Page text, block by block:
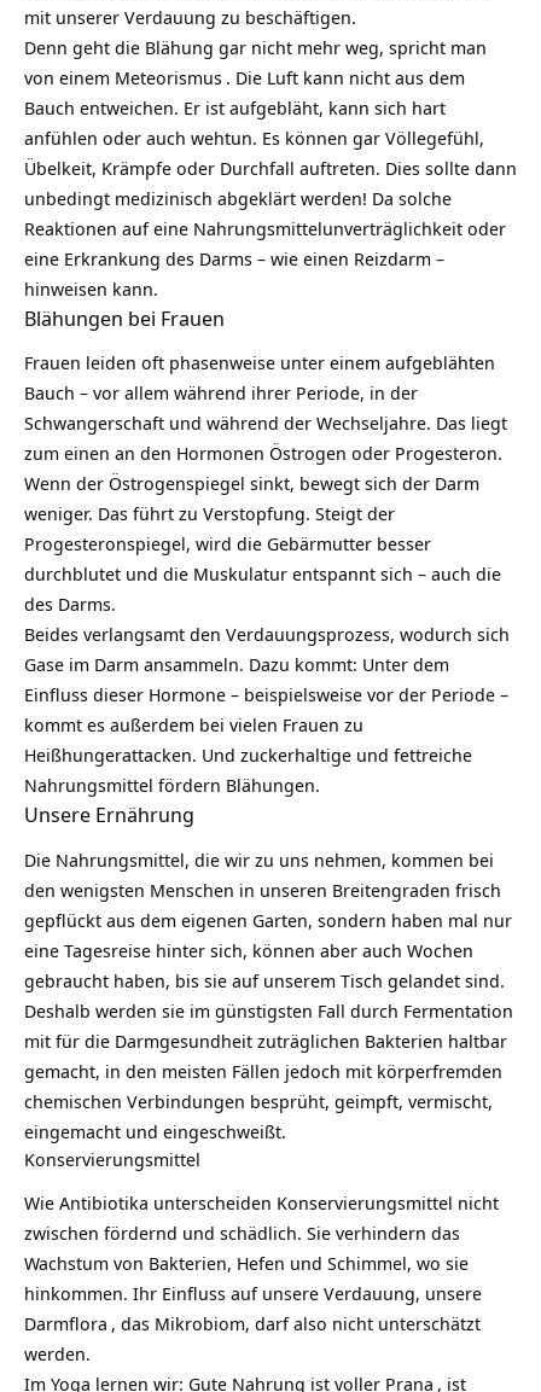
mit unserer Verdauung zu beschäftigen.
Denn geht die Blähung gar nicht mehr weg, spricht man
von einem Meteorismus . Die Luft kann nicht aus dem
Bauch entweichen. Er ist aufgebläht, kann sich hart
anfühlen oder auch wehtun. Es können gar Völlegefühl,
Übelkeit, Krämpfe oder Durchfall auftreten. Dies sollte dann
unbedingt medizinisch abgeklärt werden! Da solche
Reaktionen auf eine Nahrungsmittelunverträglichkeit oder
eine Erkrankung des Darms – wie einen Reizdarm –
hinweisen kann.
Blähungen bei Frauen
Frauen leiden oft phasenweise unter einem aufgeblähten
Bauch – vor allem während ihrer Periode, in der
Schwangerschaft und während der Wechseljahre. Das liegt
zum einen an den Hormonen Östrogen oder Progesteron.
Wenn der Östrogenspiegel sinkt, bewegt sich der Darm
weniger. Das führt zu Verstopfung. Steigt der
Progesteronspiegel, wird die Gebärmutter besser
durchblutet und die Muskulatur entspannt sich – auch die
des Darms.
Beides verlangsamt den Verdauungsprozess, wodurch sich
Gase im Darm ansammeln. Dazu kommt: Unter dem
Einfluss dieser Hormone – beispielsweise vor der Periode –
kommt es außerdem bei vielen Frauen zu
Heißhungerattacken. Und zuckerhaltige und fettreiche
Nahrungsmittel fördern Blähungen.
Unsere Ernährung
Die Nahrungsmittel, die wir zu uns nehmen, kommen bei
den wenigsten Menschen in unseren Breitengraden frisch
gepflückt aus dem eigenen Garten, sondern haben mal nur
eine Tagesreise hinter sich, können aber auch Wochen
gebraucht haben, bis sie auf unserem Tisch gelandet sind.
Deshalb werden sie im günstigsten Fall durch Fermentation
mit für die Darmgesundheit zuträglichen Bakterien haltbar
gemacht, in den meisten Fällen jedoch mit körperfremden
chemischen Verbindungen besprüht, geimpft, vermischt,
eingemacht und eingeschweißt.
Konservierungsmittel
Wie Antibiotika unterscheiden Konservierungsmittel nicht
zwischen fördernd und schädlich. Sie verhindern das
Wachstum von Bakterien, Hefen und Schimmel, wo sie
hinkommen. Ihr Einfluss auf unsere Verdauung, unsere
Darmflora , das Mikrobiom, darf also nicht unterschätzt
werden.
Im Yoga lernen wir: Gute Nahrung ist voller Prana , ist